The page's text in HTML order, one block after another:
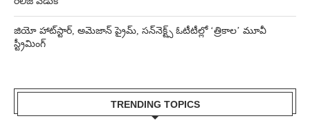
జియో హాట్‌స్టార్, అమెజాన్ ప్రైమ్, సన్‌నెక్ట్స్ ఓటీటీల్లో ‘త్రికాల’ మూవీ
స్ట్రీమింగ్
TRENDING TOPICS